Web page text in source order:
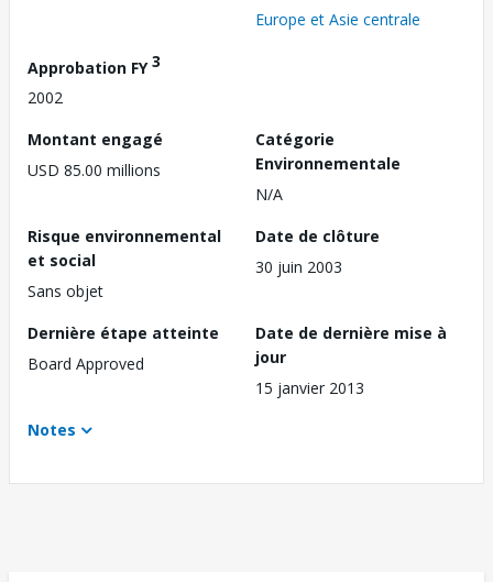
Europe et Asie centrale
Approbation FY3
2002
Montant engagé
USD 85.00 millions
Catégorie
Environnementale
N/A
Risque environnemental
et social
Sans objet
Date de clôture
30 juin 2003
Dernière étape atteinte
Board Approved
Date de dernière mise à
jour
15 janvier 2013
Notes